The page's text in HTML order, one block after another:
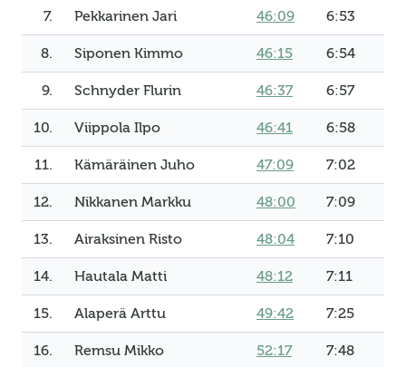
7. Pekkarinen Jari 46:09 6:53
8. Siponen Kimmo 46:15 6:54
9. Schnyder Flurin 46:37 6:57
10. Viippola Ilpo 46:41 6:58
11. Kämäräinen Juho 47:09 7:02
12. Nikkanen Markku 48:00 7:09
13. Airaksinen Risto 48:04 7:10
14. Hautala Matti 48:12 7:11
15. Alaperä Arttu 49:42 7:25
16. Remsu Mikko 52:17 7:48